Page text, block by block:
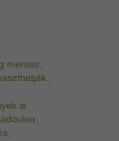
mentes
is